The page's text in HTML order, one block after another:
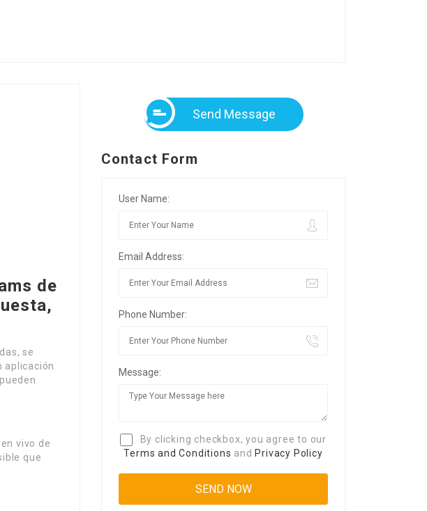
de
se
aplicación
vivo de
que
Send Message
Contact Form
User Name:
Email Address:
Phone Number:
Message:
By clicking checkbox, you agree to our
Terms and Conditions and Privacy Policy